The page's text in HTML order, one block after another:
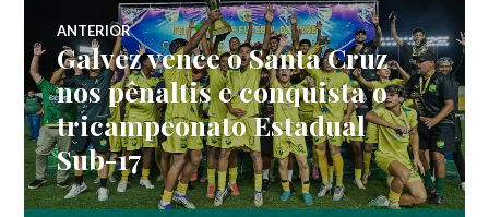
ANTERIOR
Galvez vence o Santa Cruz
nos pênaltis e conquista o
tricampeonato Estadual
Sub-17